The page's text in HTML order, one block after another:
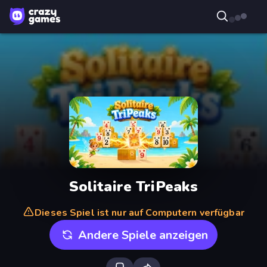
Solitaire TriPeaks
Dieses Spiel ist nur auf Computern verfügbar
Andere Spiele anzeigen